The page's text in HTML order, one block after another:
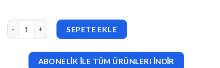
WowDash v1.0 – Tailwind, Bootstrap, React, Next, Node JS,
SEPETE EKLE
ABONELİK İLE TÜM ÜRÜNLERI İNDİR